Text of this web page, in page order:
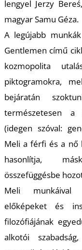
lengyel Jerzy
magyar Samu Géza.
A legújabb
Gentlemen című
kozmopolita
piktogramokra,
bejáratán
természetesen a
(idegen szóval:
Meli a férfi és a nő
hasonlítja,
összefüggésbe
Meli munkáival
előképeket és
filozófiájának
alkotói